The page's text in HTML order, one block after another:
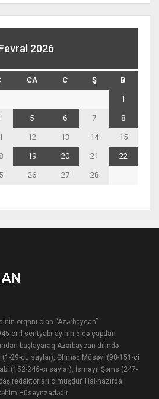
2026
CA C Ş B
1
5 6 7 8
12 13 14 15
19 20 21 22
26 27
28
orqanı olan “Azərbaycan”
ci il sentyabr ayının 5-də çapdan
başlayaraq Azərbaycan dilində
(1-29-cu saylar), Əhməd Müsəvi (98-151-ci
(152-246-cı saylar), İsmayıl Şəms (247-
redaktorları olmuşdur. Hal-hazırda
Hüseynzadədir.